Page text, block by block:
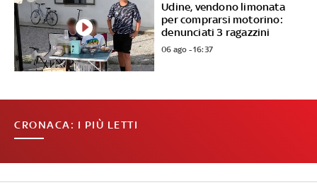
Udine, vendono limonata
per comprarsi motorino:
denunciati 3 ragazzini
06 ago - 16:37
CRONACA: I PIÙ LETTI